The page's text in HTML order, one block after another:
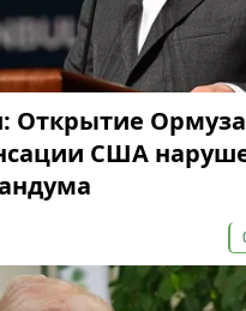
Открытие Ормуза
США